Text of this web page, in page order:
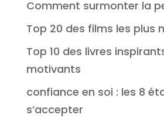
Comment surmonter la
Top 20 des films les plus
Top 10 des livres
motivants
confiance en soi : les 8
s’accepter